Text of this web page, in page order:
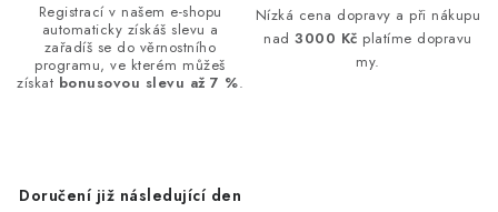
Registrací v našem e-shopu
automaticky získáš slevu a
zařadíš se do věrnostního
programu, ve kterém můžeš
získat bonusovou slevu až 7 %.
Nízká cena dopravy a při nákupu
nad3000 Kč platíme dopravu
my.
Doručení již následující den